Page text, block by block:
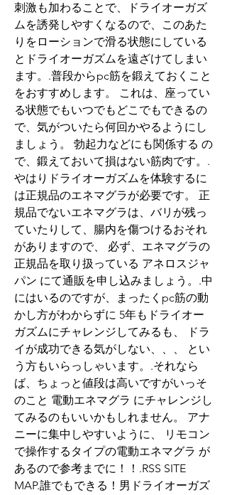
刺激も加わることで、ドライオーガズ
ムを誘発しやすくなるので、このあた
りをローションで滑る状態にしている
とドライオーガズムを遠ざけてしまい
ます。.普段からpc筋を鍛えておくこと
をおすすめします。 これは、座ってい
る状態でもいつでもどこでもできるの
で、気がついたら何回かやるようにし
ましょう。 勃起力などにも関係する の
で、鍛えておいて損はない筋肉です。.
やはりドライオーガズムを体験するに
は正規品のエネマグラが必要です。 正
規品でないエネマグラは、バリが残っ
ていたりして、腸内を傷つけるおそれ
がありますので、 必ず、エネマグラの
正規品を取り扱っている アネロスジャ
パン にて通販を申し込みましょう。.中
にはいるのですが、まったくpc筋の動
かし方がわからずに 5年もドライオー
ガズムにチャレンジしてみるも、 ドラ
イが成功できる気がしない、、、 とい
う方もいらっしゃいます。.それなら
ば、ちょっと値段は高いですがいっそ
のこと 電動エネマグラ にチャレンジし
てみるのもいいかもしれません。 アナ
ニーに集中しやすいように、 リモコン
で操作するタイプの電動エネマグラ が
あるので参考までに！！.RSS SITE
MAP.誰でもできる！男ドライオーガズ